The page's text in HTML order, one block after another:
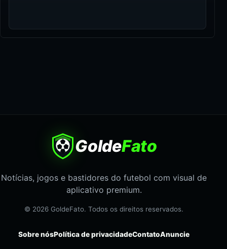
GoldeFato
Notícias, jogos e bastidores do futebol com visual de
aplicativo premium.
© 2026 GoldeFato. Todos os direitos reservados.
Sobre nósPolítica de privacidadeContatoAnuncie